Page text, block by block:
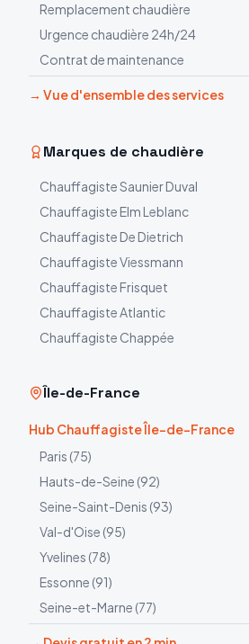
Remplacement chaudière
Urgence chaudière 24h/24
Contrat de maintenance
→ Vue d'ensemble des services
Marques de chaudière
ChauffagisteSaunier Duval
Chauffagiste Elm Leblanc
Chauffagiste De Dietrich
ChauffagisteViessmann
Chauffagiste Frisquet
ChauffagisteAtlantic
Chauffagiste Chappée
Île-de-France
Hub Chauffagiste Île-de-France
Paris (75)
Hauts-de-Seine (92)
Seine-Saint-Denis (93)
Val-d'Oise (95)
Yvelines (78)
Essonne (91)
Seine-et-Marne (77)